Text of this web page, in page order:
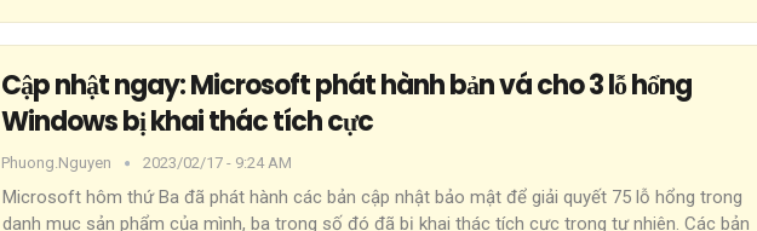
Cập nhật ngay: Microsoft phát hành bản vá cho 3 lỗ hổng
Windows bị khai thác tích cực
Phuong.nguyen 2023/02/17 - 9:24 AM
Microsoft hôm thứ Ba đã phát hành các bản cập nhật bảo mật để giải quyết 75 lỗ hổng trong
danh mục sản phẩm của mình, ba trong số đó đã bị khai thác tích cực trong tự nhiên. Các bản